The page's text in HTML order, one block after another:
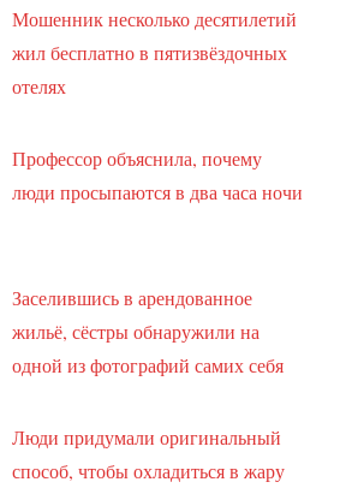
Мошенник несколько десятилетий
жил бесплатно в пятизвёздочных
отелях
Профессор объяснила, почему
люди просыпаются в два часа ночи
Заселившись в арендованное
жильё, сёстры обнаружили на
одной из фотографий самих себя
Люди придумали оригинальный
способ, чтобы охладиться в жару